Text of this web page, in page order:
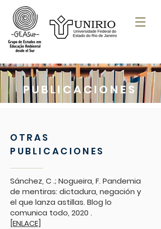
PUBLICACIONES
OTRAS
PUBLICACIONES
Sánchez, C .; Nogueira, F. Pandemia
de mentiras: dictadura, negación y
el que lanza astillas. Blog lo
comunica todo, 2020 .
[ENLACE]